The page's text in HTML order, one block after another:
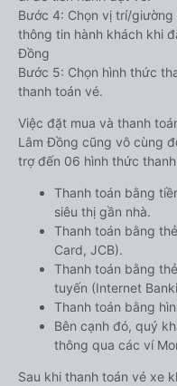
Bước 4: Chọn vị trí/
thông tin hành khách khi
Đồng
Bước 5: Chọn hình thức
thanh toán vé.
Việc đặt mua và thanh
Lâm Đồng cũng vô cùng
trợ đến 06 hình thức
Thanh toán bằng
siêu thị gần nhà.
Thanh toán bằng
Card, JCB).
Thanh toán bằng
tuyến (Internet
Thanh toán bằng
Bên cạnh đó, quý
thông qua các ví
Sau khi thanh toán vé xe